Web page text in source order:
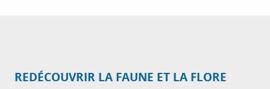
REDÉCOUVRIR LA FAUNE ET LA FLORE